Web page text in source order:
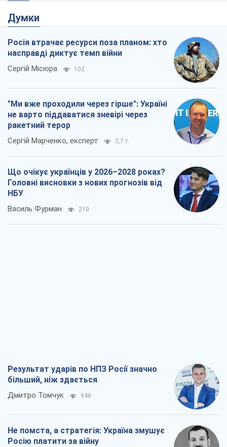
Думки
Росія втрачає ресурси поза планом: хто
насправді диктує темп війни
Сергій Місюра 102
"Ми вже проходили через гірше": Україні
не варто піддаватися зневірі через
ракетний терор
Сергій Марченко, експерт 3,7 т.
Що очікує українців у 2026–2028 роках?
Головні висновки з нових прогнозів від
НБУ
Василь Фурман 210
Результат ударів по НПЗ Росії значно
більший, ніж здається
Дмитро Томчук 948
Не помста, а стратегія: Україна змушує
Росію платити за війну